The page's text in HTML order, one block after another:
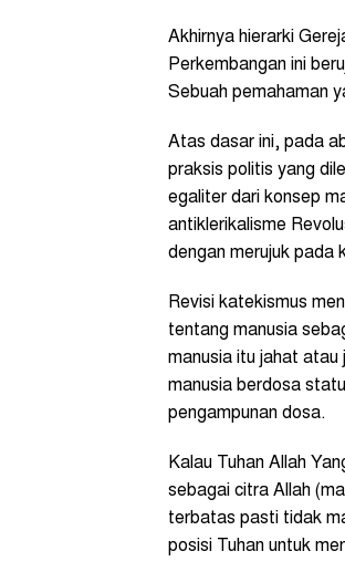
Akhirnya hierarki
Perkembangan ini
Sebuah pemahaman
Atas dasar ini, pada
praksis politis yang
egaliter dari konsep
antiklerikalisme
dengan merujuk pada
Revisi katekismus
tentang manusia
manusia itu jahat
manusia berdosa
pengampunan dosa.
Kalau Tuhan Allah
sebagai citra Allah
terbatas pasti tidak
posisi Tuhan untuk